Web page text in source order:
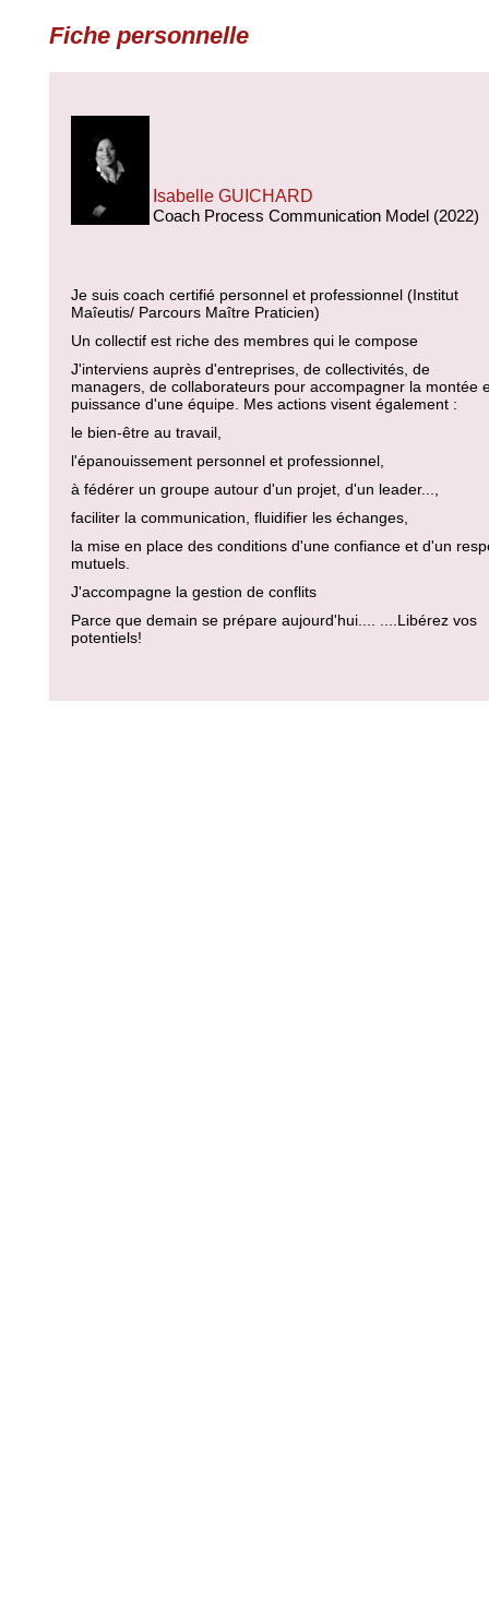
Fiche personnelle
Isabelle GUICHARD
Coach Process Communication Model (2022)
Je suis coach certifié personnel et professionnel (Institut
Maîeutis/ Parcours Maître Praticien)
Un collectif est riche des membres qui le compose
J'interviens auprès d'entreprises, de collectivités, de
managers, de collaborateurs pour accompagner la montée
puissance d'une équipe. Mes actions visent également :
le bien-être au travail,
l'épanouissement personnel et professionnel,
à fédérer un groupe autour d'un projet, d'un leader...,
faciliter la communication, fluidifier les échanges,
la mise en place des conditions d'une confiance et d'un
mutuels.
J'accompagne la gestion de conflits
Parce que demain se prépare aujourd'hui.... ....Libérez vos
potentiels!